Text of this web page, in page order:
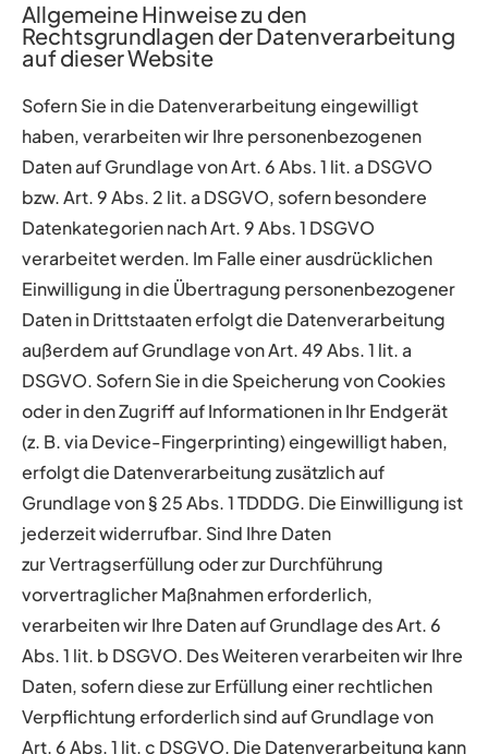
Allgemeine Hinweise zu den
Rechtsgrundlagen der Datenverarbeitung
auf dieser Website
Sofern Sie in die Datenverarbeitung eingewilligt
haben, verarbeiten wir Ihre personenbezogenen
Daten auf Grundlage von Art. 6 Abs. 1 lit. a DSGVO
bzw. Art. 9 Abs. 2 lit. a DSGVO, sofern besondere
Datenkategorien nach Art. 9 Abs. 1 DSGVO
verarbeitet werden. Im Falle einer ausdrücklichen
Einwilligung in die Übertragung personenbezogener
Daten in Drittstaaten erfolgt die Datenverarbeitung
außerdem auf Grundlage von Art. 49 Abs. 1 lit. a
DSGVO. Sofern Sie in die Speicherung von Cookies
oder in den Zugriff auf Informationen in Ihr Endgerät
(z. B. via Device-Fingerprinting) eingewilligt haben,
erfolgt die Datenverarbeitung zusätzlich auf
Grundlage von § 25 Abs. 1 TDDDG. Die Einwilligung ist
jederzeit widerrufbar. Sind Ihre Daten
zur Vertragserfüllung oder zur Durchführung
vorvertraglicher Maßnahmen erforderlich,
verarbeiten wir Ihre Daten auf Grundlage des Art. 6
Abs. 1 lit. b DSGVO. Des Weiteren verarbeiten wir Ihre
Daten, sofern diese zur Erfüllung einer rechtlichen
Verpflichtung erforderlich sind auf Grundlage von
Art. 6 Abs. 1 lit. c DSGVO. Die Datenverarbeitung kann